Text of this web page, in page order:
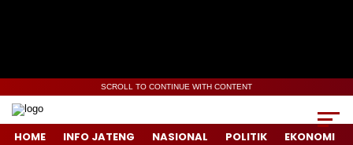
SCROLL TO CONTINUE WITH CONTENT
HOME INFO JATENG NASIONAL POLITIK EKONOMI